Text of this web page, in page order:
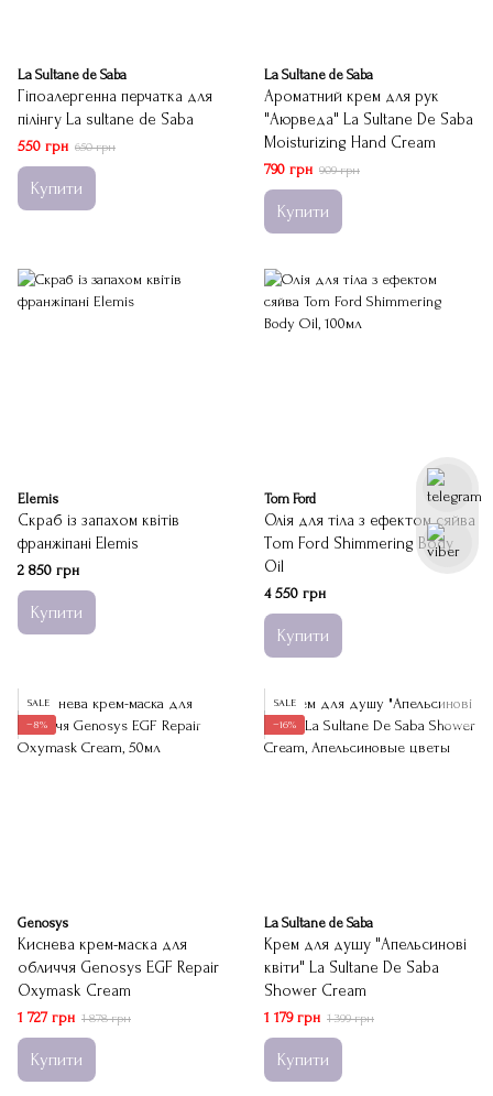
La Sultane de Saba
Гіпоалергенна перчатка для
пілінгу La sultane de Saba
550 грн 650 грн
Купити
La Sultane de Saba
Ароматний крем для рук
"Аюрведа" La Sultane De Saba
Moisturizing Hand Cream
790 грн 909 грн
Купити
Elemis
Скраб із запахом квітів
франжіпані Elemis
2 850 грн
Купити
Tom Ford
Олія для тіла з ефектом сяйва
Tom Ford Shimmering Body
Oil
4 550 грн
Купити
SALE
−8%
Genosys
Киснева крем-маска для
обличчя Genosys EGF Repair
Oxymask Cream
1 727 грн 1 878 грн
Купити
SALE
−16%
La Sultane de Saba
Крем для душу "Апельсинові
квіти" La Sultane De Saba
Shower Cream
1 179 грн 1 399 грн
Купити